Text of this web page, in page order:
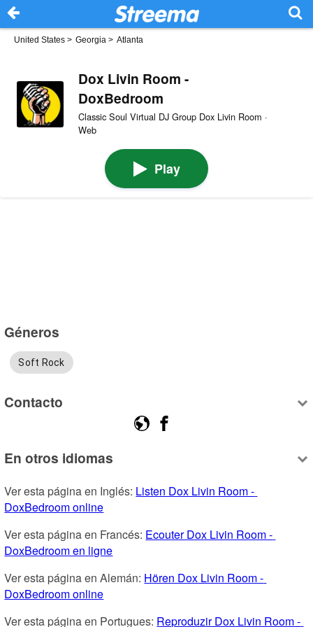
United States > Georgia > Atlanta
Dox Livin Room -
DoxBedroom
Classic Soul Virtual DJ Group Dox Livin Room ·
Web
Play
Géneros
Soft Rock
Contacto
En otros idiomas
Ver esta página en Inglés: Listen Dox Livin Room -
DoxBedroom online
Ver esta página en Francés: Ecouter Dox Livin Room -
DoxBedroom en ligne
Ver esta página en Alemán: Hören Dox Livin Room -
DoxBedroom online
Ver esta página en Portugues: Reproduzir Dox Livin Room -